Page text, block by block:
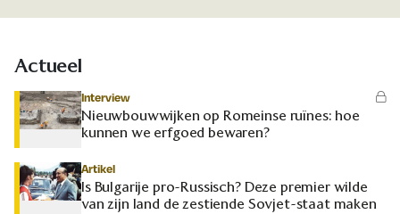
Actueel
Interview
Nieuwbouwwijken op Romeinse ruïnes: hoe
kunnen we erfgoed bewaren?
Artikel
Is Bulgarije pro-Russisch? Deze premier wilde
van zijn land de zestiende Sovjet-staat maken